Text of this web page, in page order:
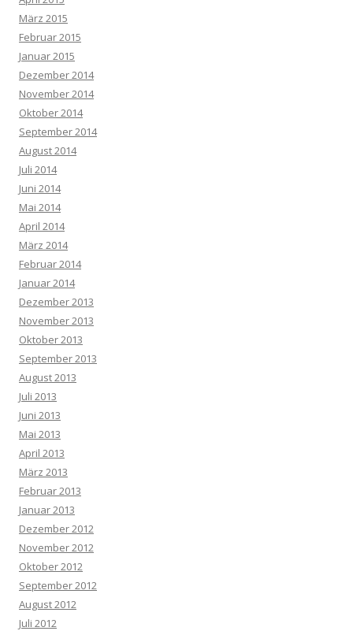
März 2015
Februar 2015
Januar 2015
Dezember 2014
November 2014
Oktober 2014
September 2014
August 2014
Juli 2014
Juni 2014
Mai 2014
April 2014
März 2014
Februar 2014
Januar 2014
Dezember 2013
November 2013
Oktober 2013
September 2013
August 2013
Juli 2013
Juni 2013
Mai 2013
April 2013
März 2013
Februar 2013
Januar 2013
Dezember 2012
November 2012
Oktober 2012
September 2012
August 2012
Juli 2012